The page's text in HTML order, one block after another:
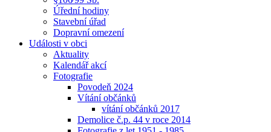
Úřední hodiny
Stavební úřad
Dopravní omezení
Události v obci
Aktuality
Kalendář akcí
Fotografie
Povodeň 2024
Vítání občánků
vítání občánků 2017
Demolice č.p. 44 v roce 2014